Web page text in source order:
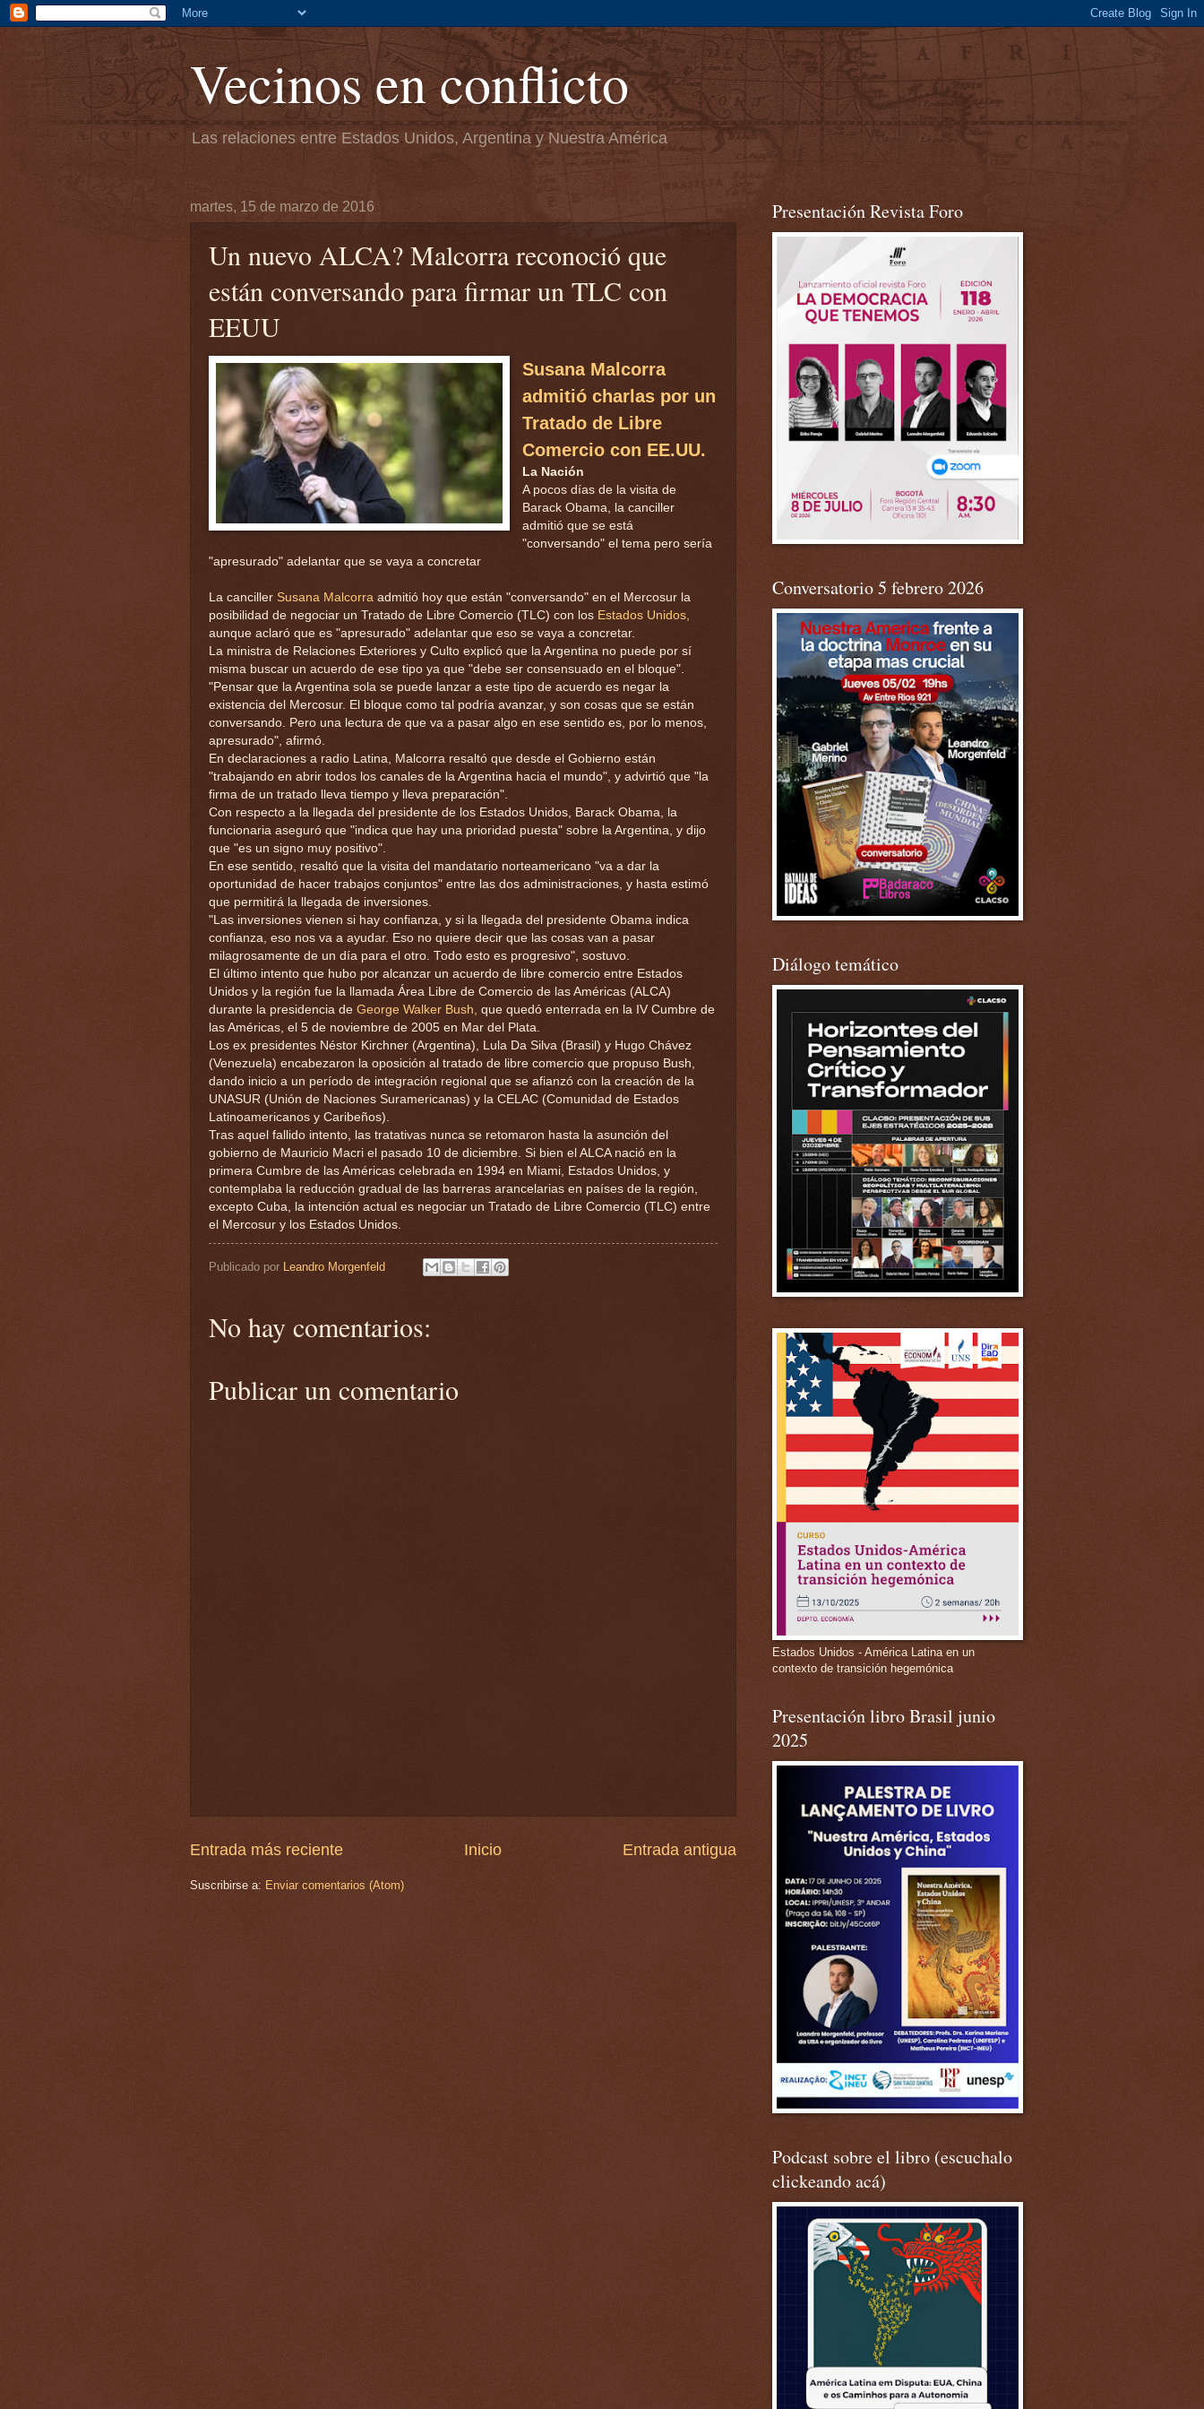
Vecinos en conflicto
Las relaciones entre Estados Unidos, Argentina y Nuestra América
martes, 15 de marzo de 2016
Un nuevo ALCA? Malcorra reconoció que
están conversando para firmar un TLC con
EEUU
Susana Malcorra
admitió charlas por un
Tratado de Libre
Comercio con EE.UU.
La Nación
A pocos días de la visita de
Barack Obama, la canciller
admitió que se está
"conversando" el tema pero sería
"apresurado" adelantar que se vaya a concretar
La canciller Susana Malcorra admitió hoy que están "conversando" en el Mercosur la
posibilidad de negociar un Tratado de Libre Comercio (TLC) con los Estados Unidos,
aunque aclaró que es "apresurado" adelantar que eso se vaya a concretar.
La ministra de Relaciones Exteriores y Culto explicó que la Argentina no puede por sí
misma buscar un acuerdo de ese tipo ya que "debe ser consensuado en el bloque".
"Pensar que la Argentina sola se puede lanzar a este tipo de acuerdo es negar la
existencia del Mercosur. El bloque como tal podría avanzar, y son cosas que se están
conversando. Pero una lectura de que va a pasar algo en ese sentido es, por lo menos,
apresurado", afirmó.
En declaraciones a radio Latina, Malcorra resaltó que desde el Gobierno están
"trabajando en abrir todos los canales de la Argentina hacia el mundo", y advirtió que "la
firma de un tratado lleva tiempo y lleva preparación".
Con respecto a la llegada del presidente de los Estados Unidos, Barack Obama, la
funcionaria aseguró que "indica que hay una prioridad puesta" sobre la Argentina, y dijo
que "es un signo muy positivo".
En ese sentido, resaltó que la visita del mandatario norteamericano "va a dar la
oportunidad de hacer trabajos conjuntos" entre las dos administraciones, y hasta estimó
que permitirá la llegada de inversiones.
"Las inversiones vienen si hay confianza, y si la llegada del presidente Obama indica
confianza, eso nos va a ayudar. Eso no quiere decir que las cosas van a pasar
milagrosamente de un día para el otro. Todo esto es progresivo", sostuvo.
El último intento que hubo por alcanzar un acuerdo de libre comercio entre Estados
Unidos y la región fue la llamada Área Libre de Comercio de las Américas (ALCA)
durante la presidencia de George Walker Bush, que quedó enterrada en la IV Cumbre de
las Américas, el 5 de noviembre de 2005 en Mar del Plata.
Los ex presidentes Néstor Kirchner (Argentina), Lula Da Silva (Brasil) y Hugo Chávez
(Venezuela) encabezaron la oposición al tratado de libre comercio que propuso Bush,
dando inicio a un período de integración regional que se afianzó con la creación de la
UNASUR (Unión de Naciones Suramericanas) y la CELAC (Comunidad de Estados
Latinoamericanos y Caribeños).
Tras aquel fallido intento, las tratativas nunca se retomaron hasta la asunción del
gobierno de Mauricio Macri el pasado 10 de diciembre. Si bien el ALCA nació en la
primera Cumbre de las Américas celebrada en 1994 en Miami, Estados Unidos, y
contemplaba la reducción gradual de las barreras arancelarias en países de la región,
excepto Cuba, la intención actual es negociar un Tratado de Libre Comercio (TLC) entre
el Mercosur y los Estados Unidos.
Publicado por Leandro Morgenfeld
No hay comentarios:
Publicar un comentario
Entrada más reciente Entrada antigua
Inicio
Suscribirse a: Enviar comentarios (Atom)
Presentación Revista Foro
Conversatorio 5 febrero 2026
Diálogo temático
Estados Unidos - América Latina en un
contexto de transición hegemónica
Presentación libro Brasil junio
2025
Podcast sobre el libro (escuchalo
clickeando acá)